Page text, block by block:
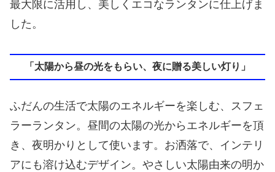
最大限に活用し、美しくエコなランタンに仕上げま
した。
「太陽から昼の光をもらい、夜に贈る美しい灯り」
ふだんの生活で太陽のエネルギーを楽しむ、スフェ
ラーランタン。昼間の太陽の光からエネルギーを頂
き、夜明かりとして使います。お洒落で、インテリ
アにも溶け込むデザイン。やさしい太陽由来の明か